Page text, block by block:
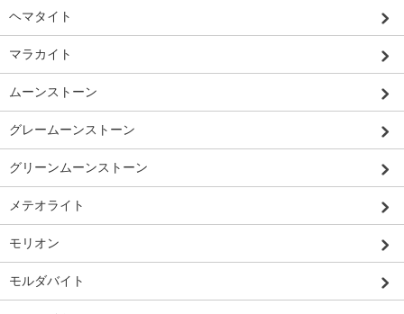
ヘマタイト
マラカイト
ムーンストーン
グレームーンストーン
グリーンムーンストーン
メテオライト
モリオン
モルダバイト